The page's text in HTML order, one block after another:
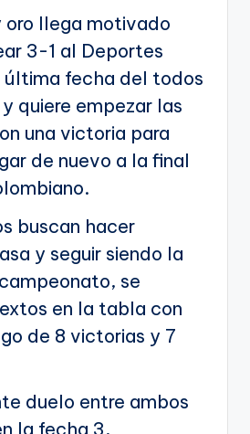
oro llega motivado
3-1 al Deportes
última fecha del todos
quiere empezar las
una victoria para
de nuevo a la final
buscan hacer
y seguir siendo la
se
en la tabla con
de 8 victorias y 7
duelo entre ambos
la fecha 3,